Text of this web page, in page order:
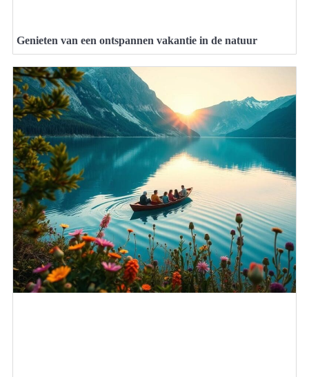
Genieten van een ontspannen vakantie in de natuur